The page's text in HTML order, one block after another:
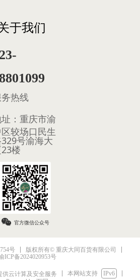
于我们
务热线
： 重庆市渝
较场口民生
号渝海大
楼
官方微信公众号
号
版权所有© 重庆大同百货有限公司
ICP备2024020953号
云计算及安全服务 本网站支持
IPv6